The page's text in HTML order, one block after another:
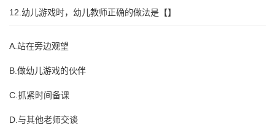
12.幼儿游戏时，幼儿教师正确的做法是【】
A.站在旁边观望
B.做幼儿游戏的伙伴
C.抓紧时间备课
D.与其他老师交谈